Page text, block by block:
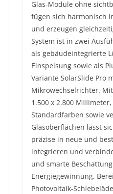
Glas-Module ohne
fügen sich harmonisch
und erzeugen
System ist in zwei
als gebäudeintegrierte
Einspeisung sowie als
Variante SolarSlide Pro
Mikrowechselrichter.
1.500 x 2.800
Standardfarben sowie
Glasoberflächen lässt
präzise in neue und
integrieren und
und smarte
Energiegewinnung.
Photovoltaik-